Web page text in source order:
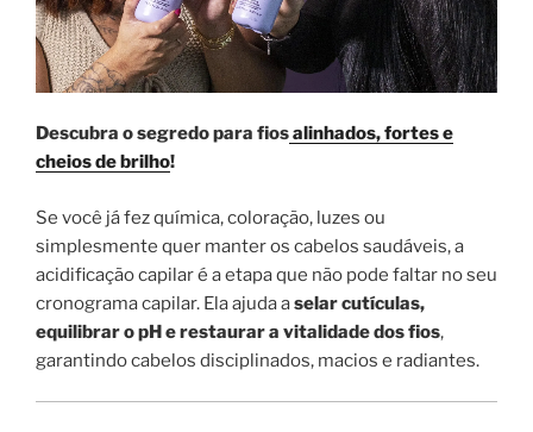
Descubra o segredo para fiosalinhados, fortes e
cheios de brilho!
Se você já fez química, coloração, luzes ou
simplesmente quer manter os cabelos saudáveis, a
acidificação capilar é a etapa que não pode faltar no seu
cronograma capilar. Ela ajuda aselar cutículas,
equilibrar o pH e restaurar a vitalidade dos fios,
garantindo cabelos disciplinados, macios e radiantes.